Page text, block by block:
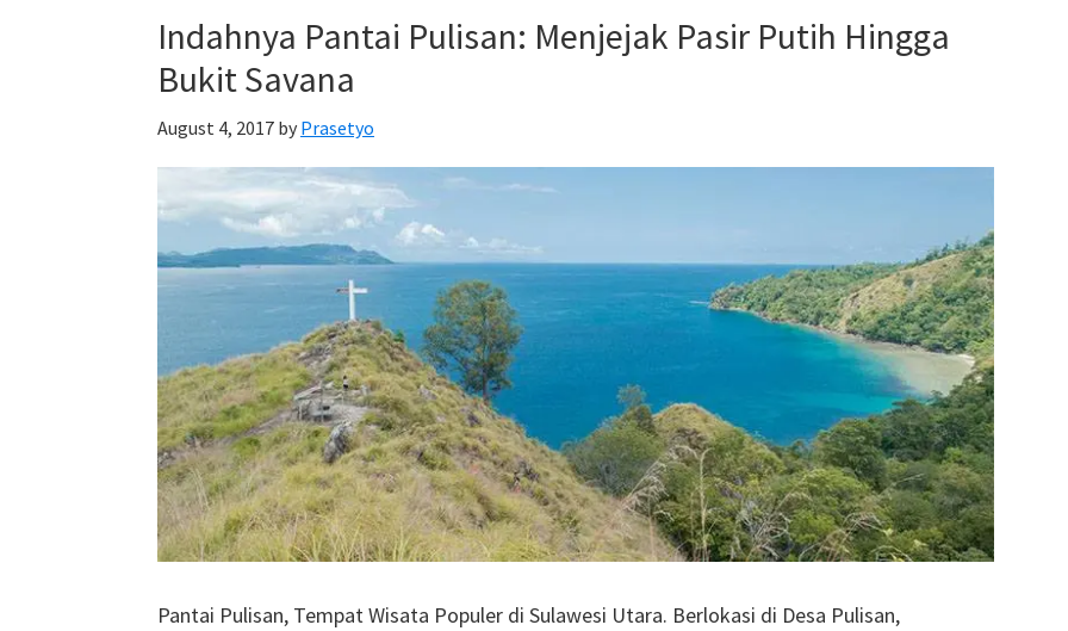
Bitung,
Sejarah
Yang
Terabaikan
Indahnya Pantai Pulisan: Menjejak Pasir Putih Hingga
Bukit Savana
August 4, 2017 by Prasetyo
Pantai Pulisan, Tempat Wisata Populer di Sulawesi Utara. Berlokasi di Desa Pulisan,